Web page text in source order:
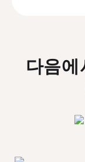
다음에